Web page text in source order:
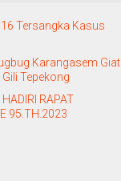
Tersangka Kasus
Karangasem Giat
Tepekong
RAPAT
95.TH.2023